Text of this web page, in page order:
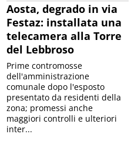
Aosta, degrado in via
Festaz: installata una
telecamera alla Torre
del Lebbroso
Prime contromosse
dell'amministrazione
comunale dopo l'esposto
presentato da residenti della
zona; promessi anche
maggiori controlli e ulteriori
inter...